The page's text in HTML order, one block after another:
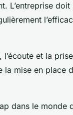
L’entreprise doit
et la
la mise en place
dans le monde